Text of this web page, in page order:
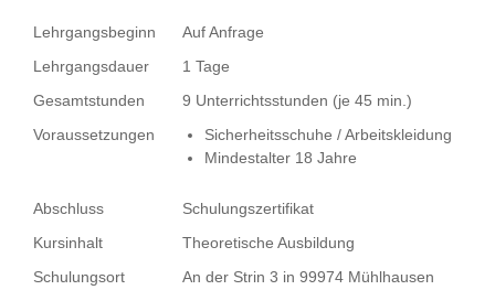
Lehrgangsbeginn
Auf Anfrage
Lehrgangsdauer
1 Tage
Gesamtstunden
9 Unterrichtsstunden (je 45 min.)
Voraussetzungen
Sicherheitsschuhe / Arbeitskleidung
Mindestalter 18 Jahre
Abschluss
Schulungszertifikat
Kursinhalt
Theoretische Ausbildung
Schulungsort
An der Strin 3 in 99974 Mühlhausen